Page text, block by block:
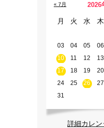
2026
月 火 水 木
03
04 05 06
10
11 12 13
17
18 19 20
24
25 26 27
31
« 7月
詳細カレ